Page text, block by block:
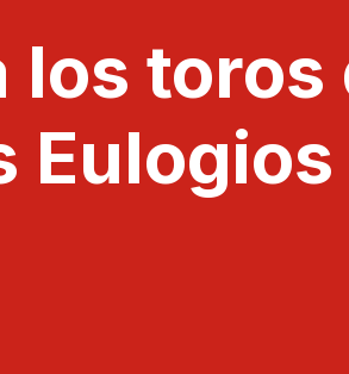
los toros